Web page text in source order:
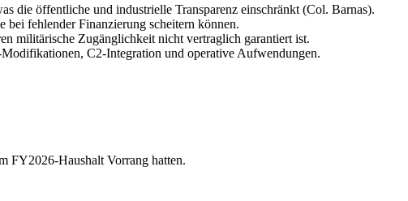
die öffentliche und industrielle Transparenz einschränkt (Col. Barnas).
bei fehlender Finanzierung scheitern können.
militärische Zugänglichkeit nicht vertraglich garantiert ist.
C2-Integration und operative Aufwendungen.
FY2026-Haushalt Vorrang hatten.